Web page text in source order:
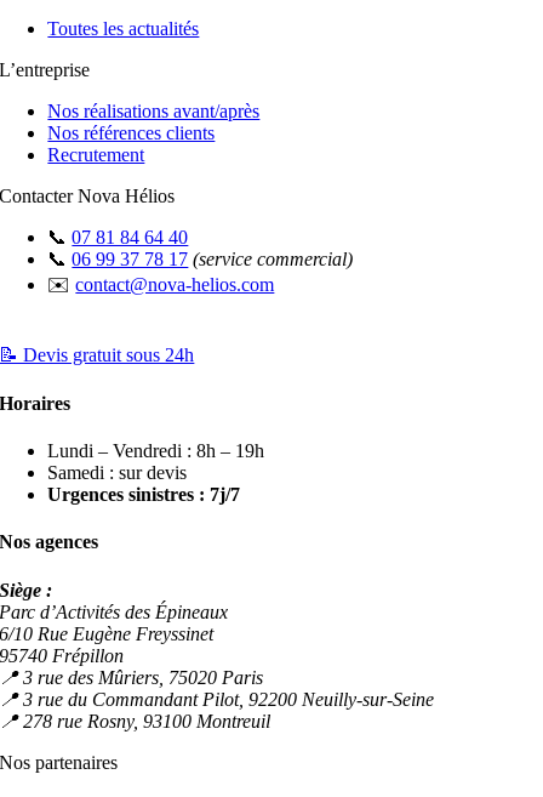
Toutes les actualités
L’entreprise
Nos réalisations avant/après
Nos références clients
Recrutement
Contacter Nova Hélios
📞07 81 84 64 40
📞06 99 37 78 17 (service commercial)
✉️contact@nova-helios.com
📝 Devis gratuit sous 24h
Horaires
Lundi – Vendredi : 8h – 19h
Samedi : sur devis
Urgences sinistres : 7j/7
Nos agences
Siège :
Parc d’Activités des Épineaux
6/10 Rue Eugène Freyssinet
95740 Frépillon
📍 3 rue des Mûriers, 75020 Paris
📍 3 rue du Commandant Pilot, 92200 Neuilly-sur-Seine
📍 278 rue Rosny, 93100 Montreuil
Nos partenaires